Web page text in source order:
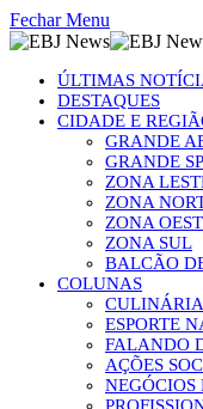
Fechar Menu
ÚLTIMAS
DESTAQUES
CIDADE E
GRANDE
GRANDE SP
ZONA
ZONA
ZONA
ZONA SUL
BALCÃO
COLUNAS
ESPORTE
FALANDO
AÇÕES
NEGÓCIOS